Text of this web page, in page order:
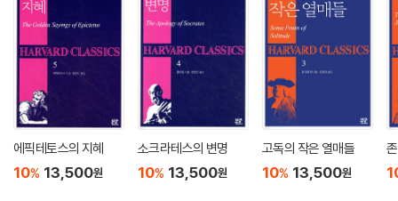
에픽테토스의 지혜
10% 13,500원
소크라테스의 변명
10% 13,500원
고독의 작은 열매들
10% 13,500원